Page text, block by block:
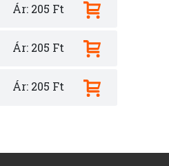
Ár: 205 Ft
Ár: 205 Ft
Ár: 205 Ft